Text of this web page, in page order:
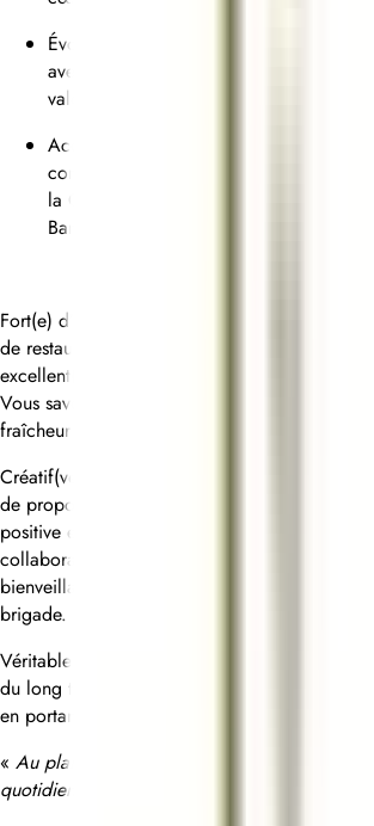
Évoluer au sein d’une Maison devenue
avec son temps : engagements
valorisation de la mixité,
Accéder à de réelles perspectives
comme à l’international au sein des
la Cheffe (Restaurant Pic***, Hong
Bangkok, Paris...)
Fort(e) d’une solide expérience en tant que
de restaurants bistronomiques ou
excellent(e) manager, doublé(e) d’un(e)
Vous savez gérer des volumes importants tout
fraîcheur et la qualité des produits.
Créatif(ve) et amoureux(se) des beaux
de proposer une cuisine exigeante et
positive et motivationnelle vous permet de
collaborateurs, de transmettre votre savoir-
bienveillance, et de vous imposer
brigade.
Véritable passionné(e), vous avez la volonté
du long terme et de devenir un ambassadeur
en portant fièrement haut les couleurs de ce
« Au plaisir de partager avec vous la passion
quotidien